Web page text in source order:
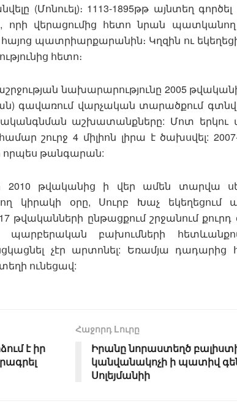
(Մոնուել)։ 1113-1895թթ այնտեղ
որի վերացումից հետո նրան պատկանող
հայոց պատրիարքարանին։ Կղզին ու
հետո։
նախարարությունը 2005
գավառում վարչական տարածքում
աշխատանքները: Մոտ
շուրջ 4 միլիոն լիրա է ծախսվել:
որպես թանգարան:
թվականից ի վեր ամեն տարվա
կիրակի օրը, Սուրբ Խաչ
թվականների ընթացքում շրջանում քուրդ
պարբերական բախումների
չէր արտոնել: Եռամյա դադարից
ունեցավ:
է իր
Հաջորդ Lուրը
Իրանը նորաստեղծ
կանվանակոչի ի պատիվ
Սոլեյմանիի